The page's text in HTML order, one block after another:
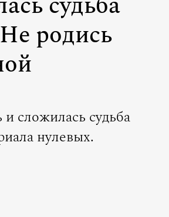
родись
сложилась судьба
нулевых.